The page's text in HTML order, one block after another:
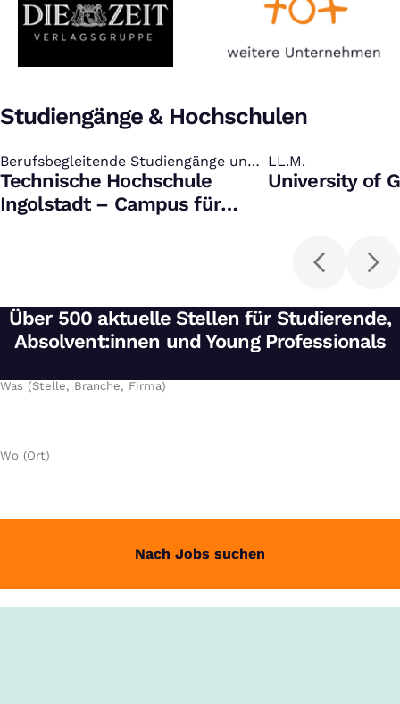
Studiengänge & Hochschulen
Berufsbegleitende Studiengänge und
Zertifikate
:
Technische Hochschule
Ingolstadt – Campus für
LL.M.
:
University of
Über 500 aktuelle Stellen für Studierende,
Absolvent:innen und Young Professionals
Was (Stelle, Branche, Firma)
Wo (Ort)
Nach Jobs suchen